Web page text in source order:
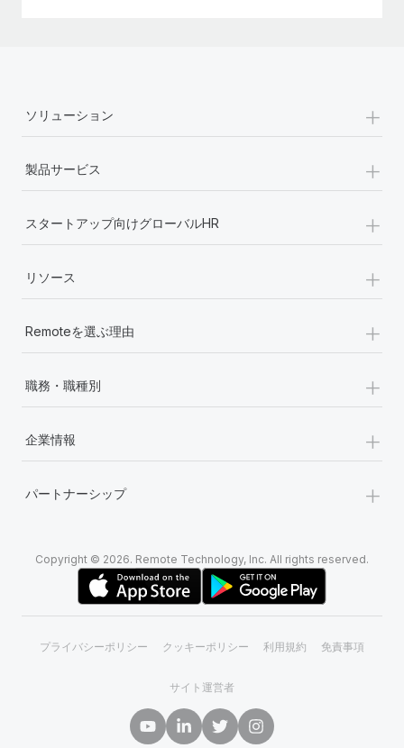
ソリューション +
製品サービス +
スタートアップ向けグローバルHR +
リソース +
Remoteを選ぶ理由 +
職務・職種別 +
企業情報 +
パートナーシップ +
Copyright © 2026. Remote Technology, Inc. All rights reserved.
プライバシーポリシー クッキーポリシー 利用規約 免責事項
サイト運営者